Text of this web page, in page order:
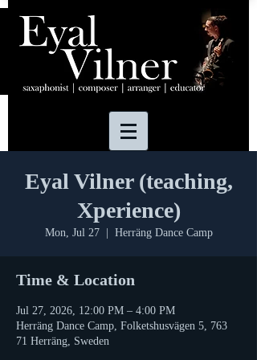
Eyal Vilner (teaching,
Xperience)
Mon, Jul 27
  |
Herräng Dance Camp
Time & Location
Jul 27, 2026, 12:00 PM – 4:00 PM
Herräng Dance Camp, Folketshusvägen 5, 763
71 Herräng, Sweden